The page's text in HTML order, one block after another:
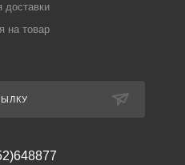
доставки
на товар